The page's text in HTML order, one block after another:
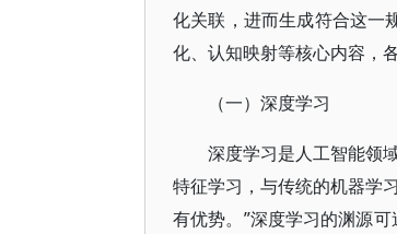
化关联，进而生成符合这一
化、认知映射等核心内容，
（一）深度学习
深度学习是人工智能领
特征学习，与传统的机器学
有优势。”深度学习的渊源